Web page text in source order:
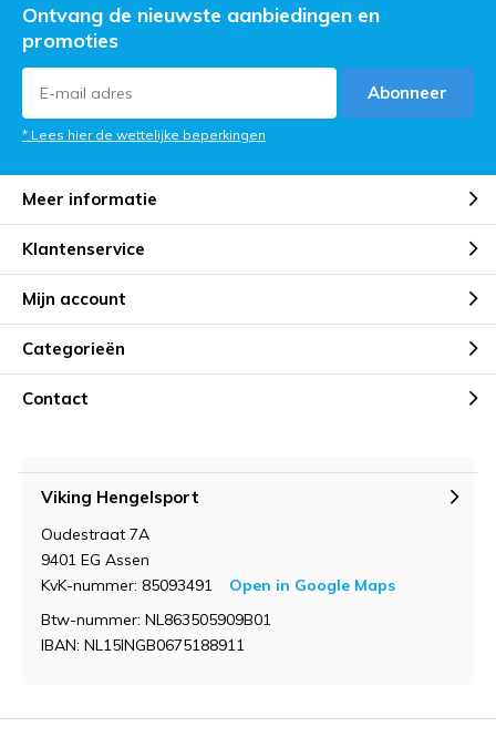
Ontvang de nieuwste aanbiedingen en
promoties
Abonneer
* Lees hier de wettelijke beperkingen
Meer informatie
Klantenservice
Mijn account
Categorieën
Contact
Viking Hengelsport
Oudestraat 7A
9401 EG Assen
KvK-nummer: 85093491
Open in Google Maps
Btw-nummer: NL863505909B01
IBAN: NL15INGB0675188911